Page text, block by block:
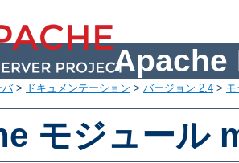
Apache
バ> ドキュメンテーション > バージョン 2.4 >
モジュール